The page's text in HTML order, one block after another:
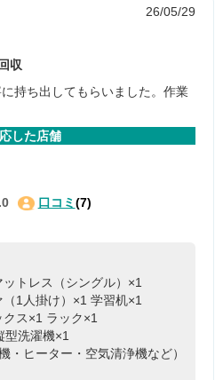
26/05/29
収
持ち出してもらいました。作業
した店舗
口コミ (7)
ットレス（シングル）×1
（1人掛け）×1 学習机×1
ス×1 ラック×1
型洗濯機×1
・ヒーター・空気清浄機など）